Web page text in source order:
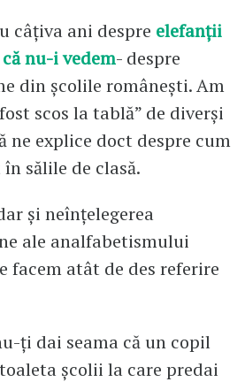
câțiva ani despre elefanții
nu-i vedem- despre
din școlile românești. Am
scos la tablă” de diverși
ne explice doct despre cum
sălile de clasă.
și neînțelegerea
ale analfabetismului
facem atât de des referire
ți dai seama că un copil
școlii la care predai